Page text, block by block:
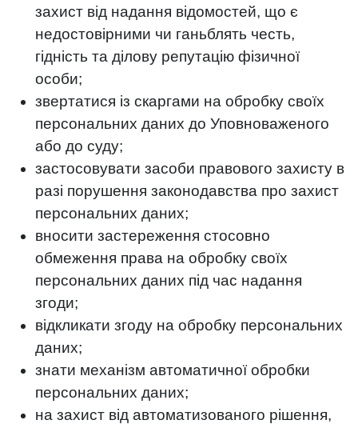
захист від надання відомостей, що є
недостовірними чи ганьблять честь,
гідність та ділову репутацію фізичної
особи;
звертатися із скаргами на обробку своїх
персональних даних до Уповноваженого
або до суду;
застосовувати засоби правового захисту в
разі порушення законодавства про захист
персональних даних;
вносити застереження стосовно
обмеження права на обробку своїх
персональних даних під час надання
згоди;
відкликати згоду на обробку персональних
даних;
знати механізм автоматичної обробки
персональних даних;
на захист від автоматизованого рішення,